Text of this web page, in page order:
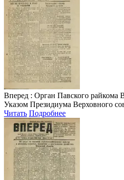
Вперед : Орган Павского райкома
Указом Президиума Верховного
Читать Подробнее